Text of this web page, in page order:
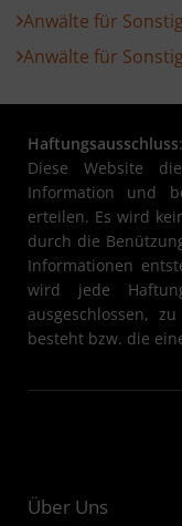
Anwälte für
Anwälte für
Haftungsausschluss:
Diese Website
Information und
erteilen. Es wird
durch die
Informationen
wird jede
ausgeschlossen,
besteht bzw. die
Über Uns